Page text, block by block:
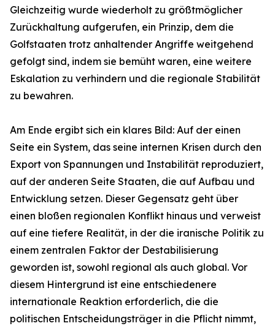
Gleichzeitig wurde wiederholt zu größtmöglicher
Zurückhaltung aufgerufen, ein Prinzip, dem die
Golfstaaten trotz anhaltender Angriffe weitgehend
gefolgt sind, indem sie bemüht waren, eine weitere
Eskalation zu verhindern und die regionale Stabilität
zu bewahren.
Am Ende ergibt sich ein klares Bild: Auf der einen
Seite ein System, das seine internen Krisen durch den
Export von Spannungen und Instabilität reproduziert,
auf der anderen Seite Staaten, die auf Aufbau und
Entwicklung setzen. Dieser Gegensatz geht über
einen bloßen regionalen Konflikt hinaus und verweist
auf eine tiefere Realität, in der die iranische Politik zu
einem zentralen Faktor der Destabilisierung
geworden ist, sowohl regional als auch global. Vor
diesem Hintergrund ist eine entschiedenere
internationale Reaktion erforderlich, die die
politischen Entscheidungsträger in die Pflicht nimmt,